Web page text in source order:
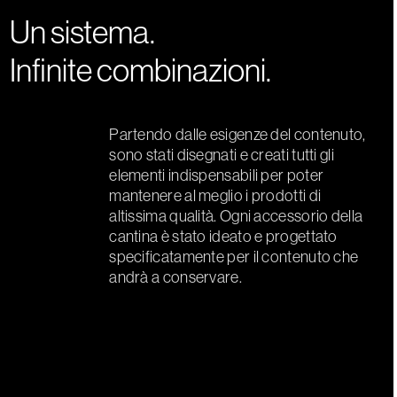
Un sistema.
Infinite combinazioni.
Partendo dalle esigenze del contenuto,
sono stati disegnati e creati tutti gli
elementi indispensabili per poter
mantenere al meglio i prodotti di
altissima qualità. Ogni accessorio della
cantina è stato ideato e progettato
specificatamente per il contenuto che
andrà a conservare.